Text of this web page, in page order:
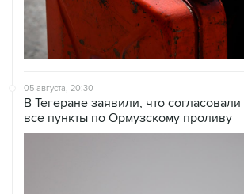
05 августа, 20:30
В Тегеране заявили, что
все пункты по Ормузскому проливу